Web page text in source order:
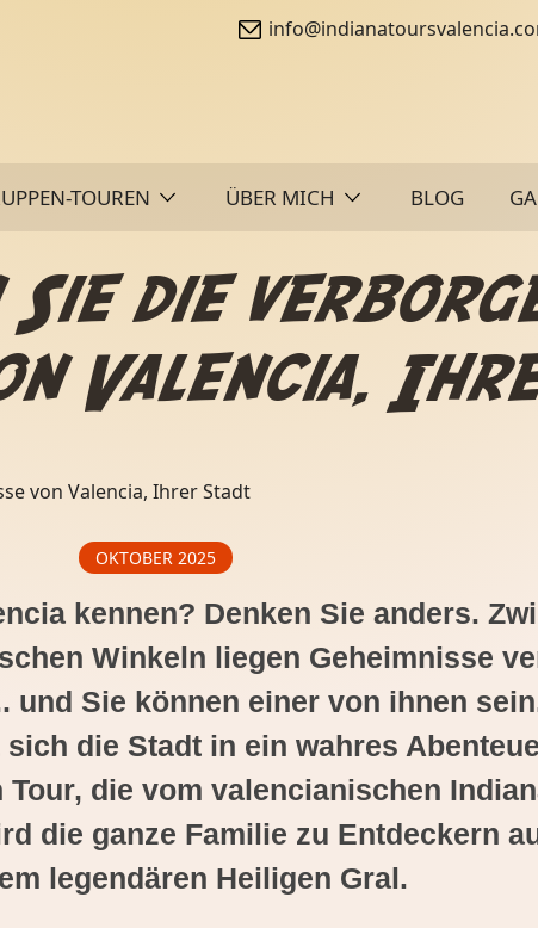
TOUREN ÜBER MICH BLOG
die
Valencia,
OKTOBER 2025
kennen? Denken Sie anders.
Winkeln liegen Geheimnisse
und Sie können einer von ihnen
die Stadt in ein wahres
die vom valencianischen
die ganze Familie zu Entdeckern
legendären Heiligen Gral.